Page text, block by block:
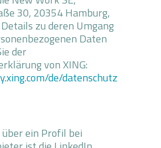
30, 20354 Hamburg,
zu deren Umgang
Daten
der
von XING:
de/datenschutz
ein Profil bei